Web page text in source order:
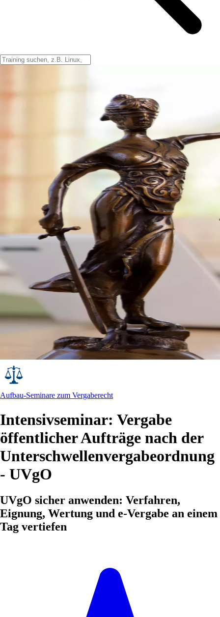
Aufbau-Seminare zum Vergaberecht
Intensivseminar: Vergabe
öffentlicher Aufträge nach der
Unterschwellenvergabeordnung
- UVgO
UVgO sicher anwenden: Verfahren,
Eignung, Wertung und e-Vergabe an einem
Tag vertiefen